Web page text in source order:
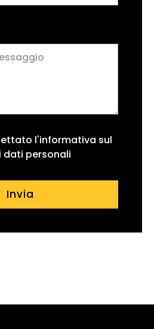
l'informativa sul
personali
Invia